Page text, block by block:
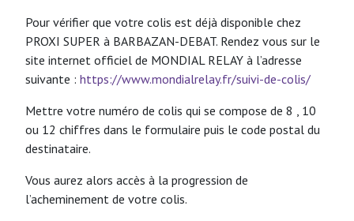
Pour vérifier que votre colis est déjà disponible chez
PROXI SUPER à BARBAZAN-DEBAT. Rendez vous sur le
site internet officiel de MONDIAL RELAY à l’adresse
suivante : https://www.mondialrelay.fr/suivi-de-colis/
Mettre votre numéro de colis qui se compose de 8 , 10
ou 12 chiffres dans le formulaire puis le code postal du
destinataire.
Vous aurez alors accès à la progression de
l’acheminement de votre colis.